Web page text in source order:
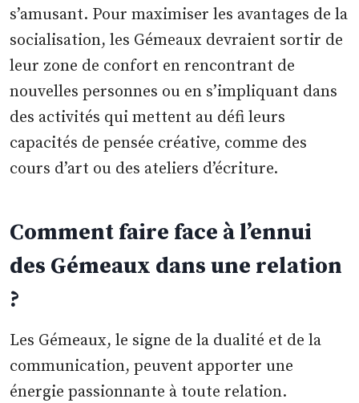
s’amusant. Pour maximiser les avantages de la
socialisation, les Gémeaux devraient sortir de
leur zone de confort en rencontrant de
nouvelles personnes ou en s’impliquant dans
des activités qui mettent au défi leurs
capacités de pensée créative, comme des
cours d’art ou des ateliers d’écriture.
Comment faire face à l’ennui
des Gémeaux dans une relation
?
Les Gémeaux, le signe de la dualité et de la
communication, peuvent apporter une
énergie passionnante à toute relation.